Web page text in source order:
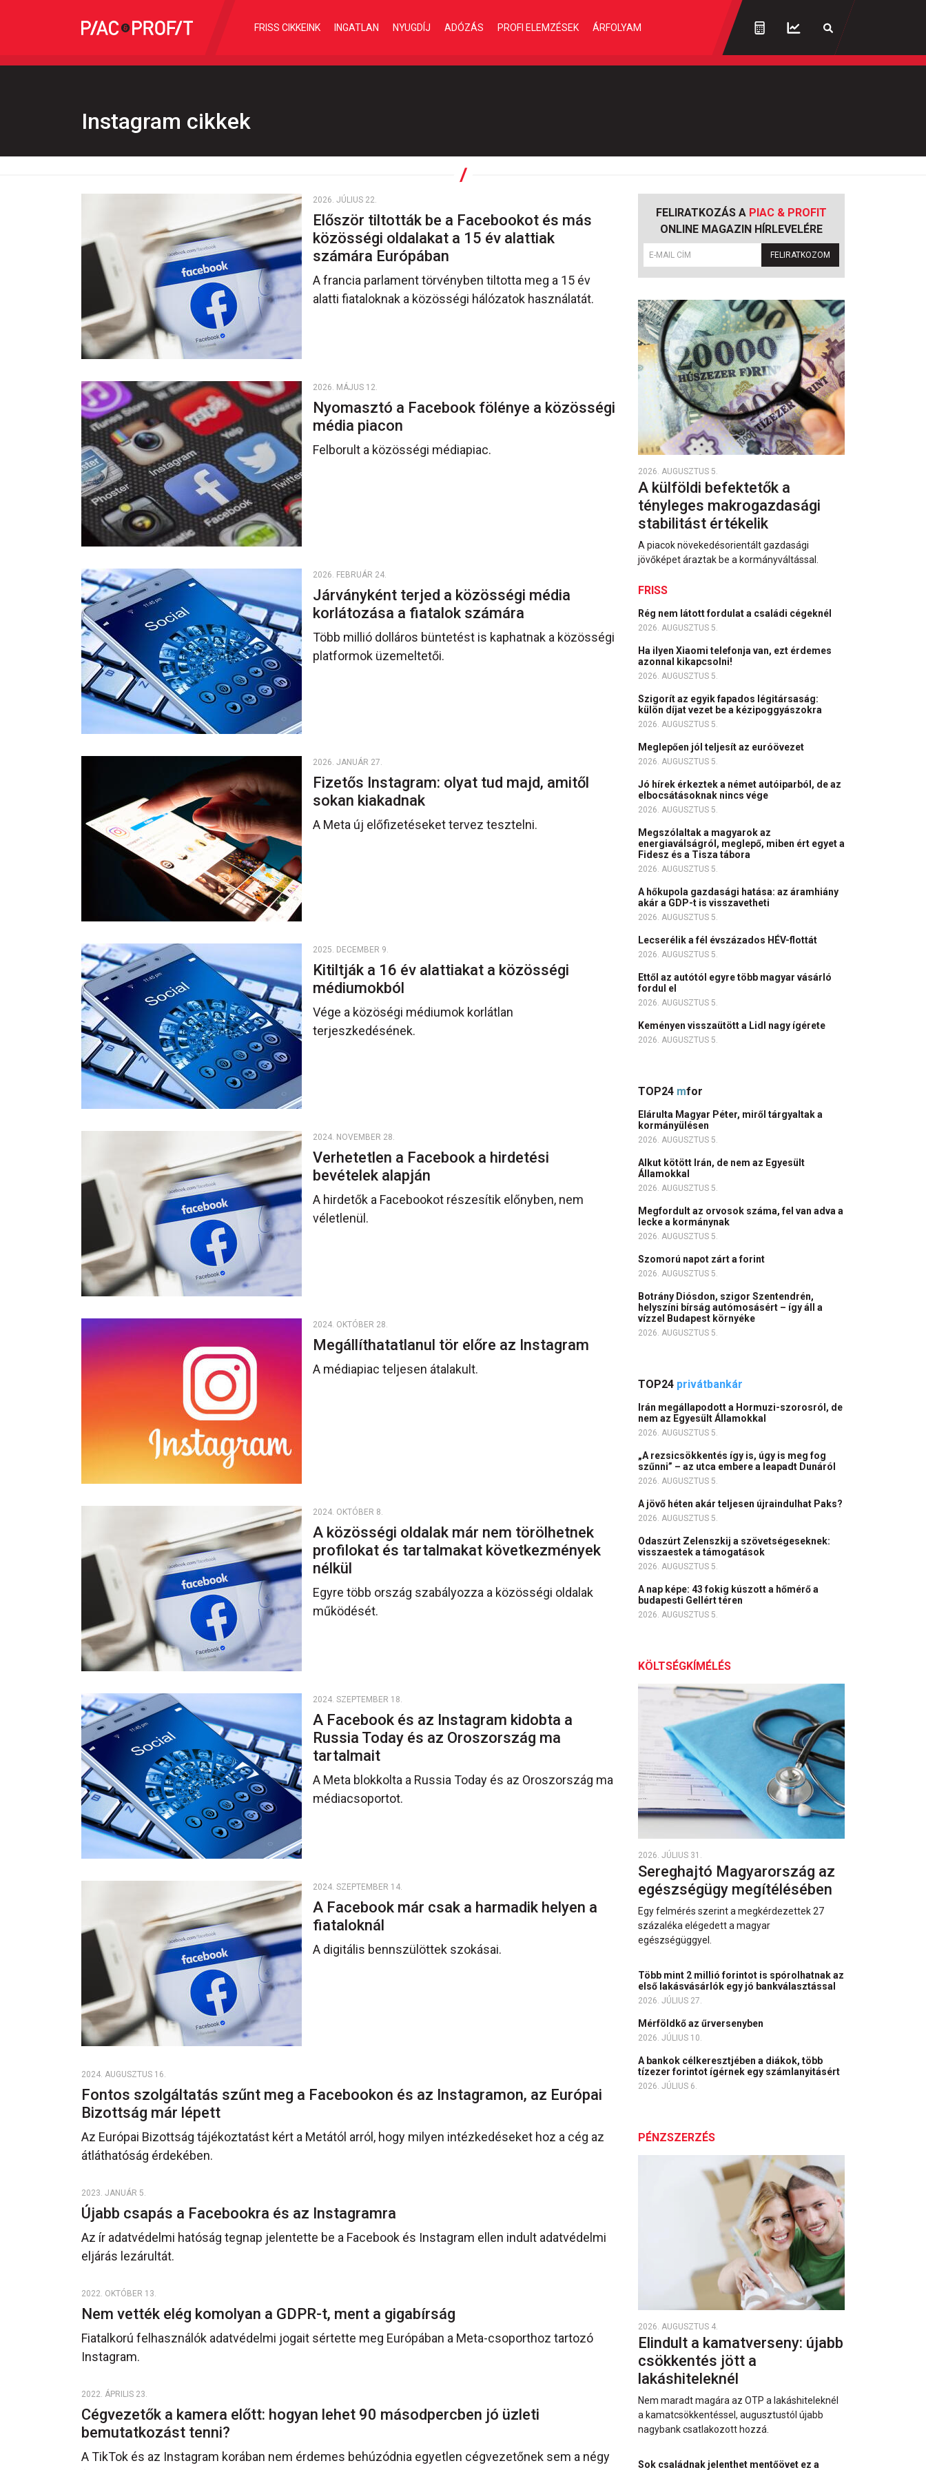
FRISS CIKKEINK INGATLAN NYUGDÍJ ADÓZÁS PROFI ELEMZÉSEK ÁRFOLYAM
Instagram cikkek
2026. JÚLIUS 22.
Először tiltották be a Facebookot és más
közösségi oldalakat a 15 év alattiak
számára Európában
A francia parlament törvényben tiltotta meg a 15 év
alatti fiataloknak a közösségi hálózatok használatát.
2026. MÁJUS 12.
Nyomasztó a Facebook fölénye a közösségi
média piacon
Felborult a közösségi médiapiac.
2026. FEBRUÁR 24.
Járványként terjed a közösségi média
korlátozása a fiatalok számára
Több millió dolláros büntetést is kaphatnak a közösségi
platformok üzemeltetői.
2026. JANUÁR 27.
Fizetős Instagram: olyat tud majd, amitől
sokan kiakadnak
A Meta új előfizetéseket tervez tesztelni.
2025. DECEMBER 9.
Kitiltják a 16 év alattiakat a közösségi
médiumokból
Vége a közöségi médiumok korlátlan
terjeszkedésének.
2024. NOVEMBER 28.
Verhetetlen a Facebook a hirdetési
bevételek alapján
A hirdetők a Facebookot részesítik előnyben, nem
véletlenül.
2024. OKTÓBER 28.
Megállíthatatlanul tör előre az Instagram
A médiapiac teljesen átalakult.
2024. OKTÓBER 8.
A közösségi oldalak már nem törölhetnek
profilokat és tartalmakat következmények
nélkül
Egyre több ország szabályozza a közösségi oldalak
működését.
2024. SZEPTEMBER 18.
A Facebook és az Instagram kidobta a
Russia Today és az Oroszország ma
tartalmait
A Meta blokkolta a Russia Today és az Oroszország ma
médiacsoportot.
2024. SZEPTEMBER 14.
A Facebook már csak a harmadik helyen a
fiataloknál
A digitális bennszülöttek szokásai.
2024. AUGUSZTUS 16.
Fontos szolgáltatás szűnt meg a Facebookon és az Instagramon, az Európai
Bizottság már lépett
Az Európai Bizottság tájékoztatást kért a Metától arról, hogy milyen intézkedéseket hoz a cég az
átláthatóság érdekében.
2023. JANUÁR 5.
Újabb csapás a Facebookra és az Instagramra
Az ír adatvédelmi hatóság tegnap jelentette be a Facebook és Instagram ellen indult adatvédelmi
eljárás lezárultát.
2022. OKTÓBER 13.
Nem vették elég komolyan a GDPR-t, ment a gigabírság
Fiatalkorú felhasználók adatvédelmi jogait sértette meg Európában a Meta-csoporthoz tartozó
Instagram.
2022. ÁPRILIS 23.
Cégvezetők a kamera előtt: hogyan lehet 90 másodpercben jó üzleti
bemutatkozást tenni?
A TikTok és az Instagram korában nem érdemes behúzódnia egyetlen cégvezetőnek sem a négy
FELIRATKOZÁS A PIAC & PROFIT
ONLINE MAGAZIN HÍRLEVELÉRE
FELIRATKOZOM
2026. AUGUSZTUS 5.
A külföldi befektetők a
tényleges makrogazdasági
stabilitást értékelik
A piacok növekedésorientált gazdasági
jövőképet áraztak be a kormányváltással.
FRISS
Rég nem látott fordulat a családi cégeknél
2026. AUGUSZTUS 5.
Ha ilyen Xiaomi telefonja van, ezt érdemes
azonnal kikapcsolni!
2026. AUGUSZTUS 5.
Szigorít az egyik fapados légitársaság:
külön díjat vezet be a kézipoggyászokra
2026. AUGUSZTUS 5.
Meglepően jól teljesít az euróövezet
2026. AUGUSZTUS 5.
Jó hírek érkeztek a német autóiparból, de az
elbocsátásoknak nincs vége
2026. AUGUSZTUS 5.
Megszólaltak a magyarok az
energiaválságról, meglepő, miben ért egyet a
Fidesz és a Tisza tábora
2026. AUGUSZTUS 5.
A hőkupola gazdasági hatása: az áramhiány
akár a GDP-t is visszavetheti
2026. AUGUSZTUS 5.
Lecserélik a fél évszázados HÉV-flottát
2026. AUGUSZTUS 5.
Ettől az autótól egyre több magyar vásárló
fordul el
2026. AUGUSZTUS 5.
Keményen visszaütött a Lidl nagy ígérete
2026. AUGUSZTUS 5.
TOP24 mfor
Elárulta Magyar Péter, miről tárgyaltak a
kormányülésen
2026. AUGUSZTUS 5.
Alkut kötött Irán, de nem az Egyesült
Államokkal
2026. AUGUSZTUS 5.
Megfordult az orvosok száma, fel van adva a
lecke a kormánynak
2026. AUGUSZTUS 5.
Szomorú napot zárt a forint
2026. AUGUSZTUS 5.
Botrány Diósdon, szigor Szentendrén,
helyszíni bírság autómosásért – így áll a
vízzel Budapest környéke
2026. AUGUSZTUS 5.
TOP24 privátbankár
Irán megállapodott a Hormuzi-szorosról, de
nem az Egyesült Államokkal
2026. AUGUSZTUS 5.
„A rezsicsökkentés így is, úgy is meg fog
szűnni” – az utca embere a leapadt Dunáról
2026. AUGUSZTUS 5.
A jövő héten akár teljesen újraindulhat Paks?
2026. AUGUSZTUS 5.
Odaszúrt Zelenszkij a szövetségeseknek:
visszaestek a támogatások
2026. AUGUSZTUS 5.
A nap képe: 43 fokig kúszott a hőmérő a
budapesti Gellért téren
2026. AUGUSZTUS 5.
KÖLTSÉGKÍMÉLÉS
2026. JÚLIUS 31.
Sereghajtó Magyarország az
egészségügy megítélésében
Egy felmérés szerint a megkérdezettek 27
százaléka elégedett a magyar
egészségüggyel.
Több mint 2 millió forintot is spórolhatnak az
első lakásvásárlók egy jó bankválasztással
2026. JÚLIUS 27.
Mérföldkő az űrversenyben
2026. JÚLIUS 10.
A bankok célkeresztjében a diákok, több
tízezer forintot ígérnek egy számlanyitásért
2026. JÚLIUS 6.
PÉNZSZERZÉS
2026. AUGUSZTUS 4.
Elindult a kamatverseny: újabb
csökkentés jött a
lakáshiteleknél
Nem maradt magára az OTP a lakáshiteleknél
a kamatcsökkentéssel, augusztustól újabb
nagybank csatlakozott hozzá.
Sok családnak jelenthet mentőövet ez a